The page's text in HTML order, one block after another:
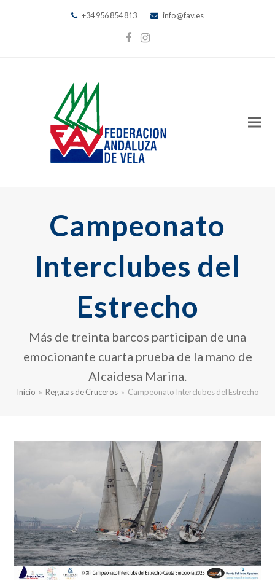
+34 956 854 813 info@fav.es
Facebook
Instagram
Campeonato
Interclubes del
Estrecho
Más de treinta barcos participan de una
emocionante cuarta prueba de la mano de
Alcaidesa Marina.
Inicio » Regatas de Cruceros » Campeonato Interclubes del Estrecho